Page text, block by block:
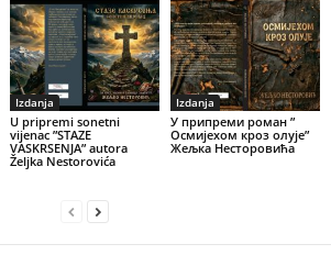
Izdanja
U pripremi sonetni
vijenac ”STAZE
VASKRSENJA” autora
Željka Nestorovića
Izdanja
У припреми роман ”
Осмијехом кроз олује”
Жељка Несторовића